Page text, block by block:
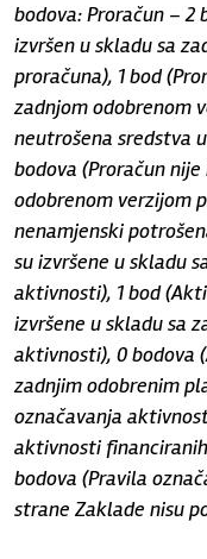
bodova: Proračun – 2
izvršen u skladu sa
proračuna), 1 bod
zadnjom odobrenom
neutrošena sredstva
bodova (Proračun
odobrenom verzijom
nenamjenski
su izvršene u skladu
aktivnosti), 1 bod
izvršene u skladu sa
aktivnosti), 0 bodova
zadnjim odobrenim
označavanja
aktivnosti
bodova (Pravila
strane Zaklade nisu